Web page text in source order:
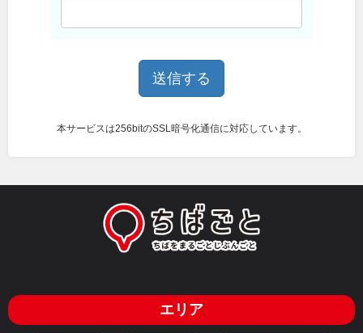
本サービスは256bitのSSL暗号化通信に対応しています。
エリア